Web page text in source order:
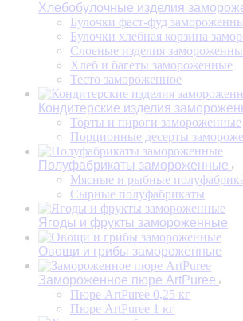
Хлебобулочные изделия
Булочки фаст-фуд
Булочки хлебная корзина
Слоеные изделия
Хлеб и багеты замороженные
Тесто замороженное
Кондитерские изделия
Торты и пироги замороженные
Порционные десерты
Полуфабрикаты замороженные
Мясные и рыбные
Сырные полуфабрикаты
Ягоды и фрукты замороженные
Овощи и грибы замороженные
Замороженное пюре ArtPuree
Пюре ArtPuree 0,25 кг
Пюре ArtPuree 1 кг